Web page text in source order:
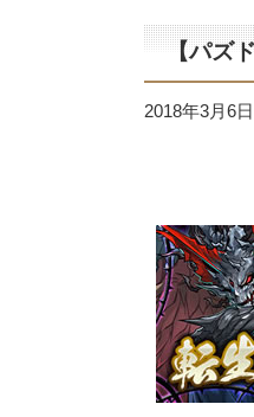
【パズ
2018年3月6日